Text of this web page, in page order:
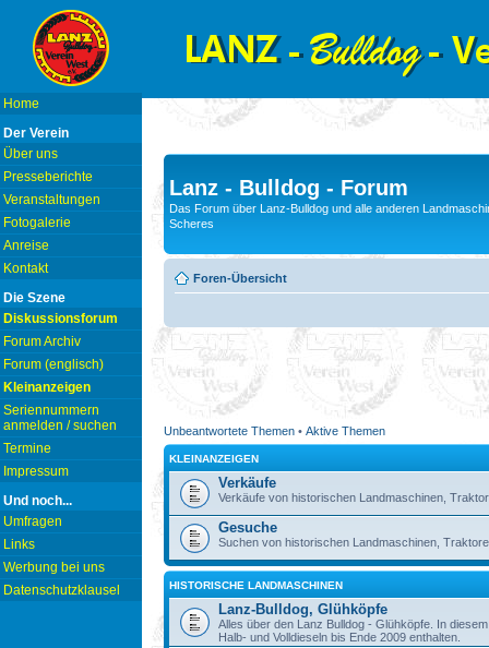
Home
Der Verein
Über uns
Presseberichte
Veranstaltungen
Fotogalerie
Anreise
Kontakt
Die Szene
Diskussionsforum
Forum Archiv
Forum (englisch)
Kleinanzeigen
Seriennummern
anmelden / suchen
Termine
Impressum
Und noch...
Umfragen
Links
Werbung bei uns
Datenschutzklausel
Lanz - Bulldog - Forum
Das Forum über Lanz-Bulldog und alle anderen
Scheres
Foren-Übersicht
Unbeantwortete Themen • Aktive Themen
KLEINANZEIGEN
Verkäufe
Verkäufe von historischen Landmaschinen,
Gesuche
Suchen von historischen Landmaschinen,
HISTORISCHE LANDMASCHINEN
Lanz-Bulldog, Glühköpfe
Alles über den Lanz Bulldog - Glühköpfe. In
Halb- und Volldieseln bis Ende 2009 enthalten.